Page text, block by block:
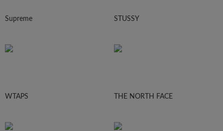
Supreme STUSSY
WTAPS THE NORTH FACE